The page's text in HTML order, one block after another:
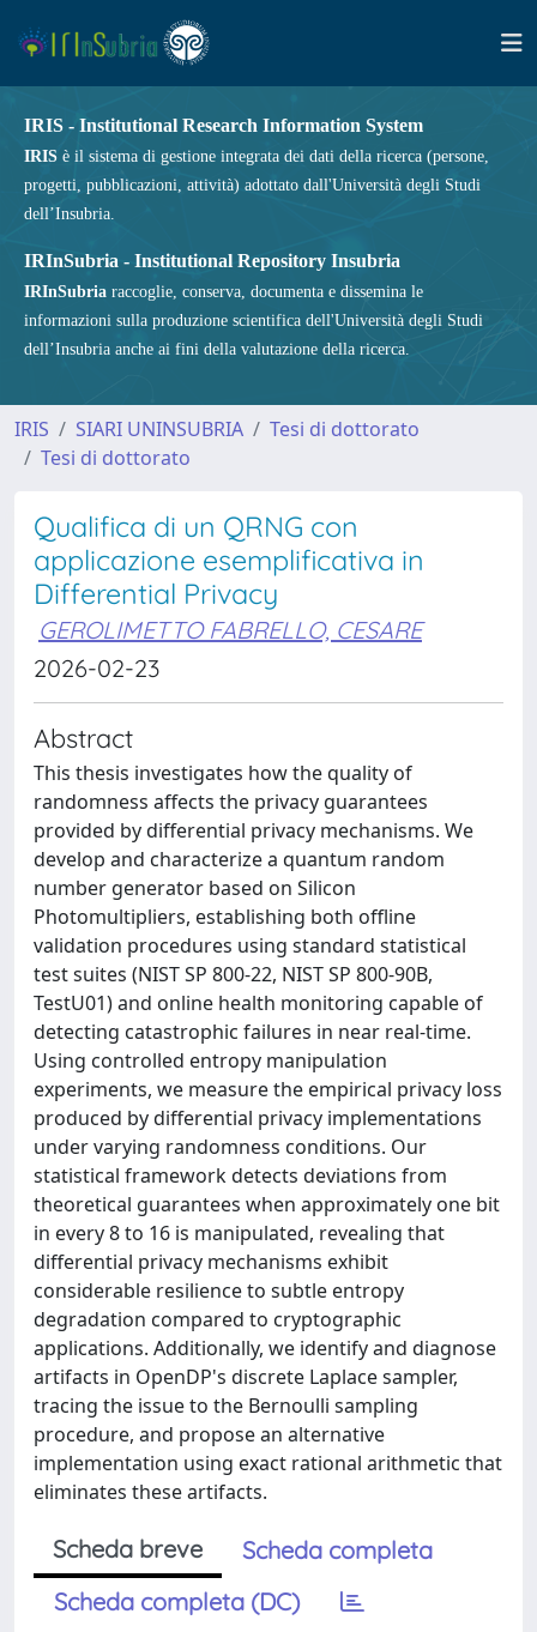
IRIS - Institutional Research Information System
IRIS è il sistema di gestione integrata dei dati della ricerca (persone,
progetti, pubblicazioni, attività) adottato dall'Università degli Studi
dell’Insubria.
IRInSubria - Institutional Repository Insubria
IRInSubria raccoglie, conserva, documenta e dissemina le
informazioni sulla produzione scientifica dell'Università degli Studi
dell’Insubria anche ai fini della valutazione della ricerca.
IRIS SIARI UNINSUBRIA
Tesi di dottorato
Tesi di dottorato
Qualifica di un QRNG con
applicazione esemplificativa in
Differential Privacy
GEROLIMETTO FABRELLO, CESARE
2026-02-23
Abstract
This thesis investigates how the quality of
randomness affects the privacy guarantees
provided by differential privacy mechanisms. We
develop and characterize a quantum random
number generator based on Silicon
Photomultipliers, establishing both offline
validation procedures using standard statistical
test suites (NIST SP 800-22, NIST SP 800-90B,
TestU01) and online health monitoring capable of
detecting catastrophic failures in near real-time.
Using controlled entropy manipulation
experiments, we measure the empirical privacy loss
produced by differential privacy implementations
under varying randomness conditions. Our
statistical framework detects deviations from
theoretical guarantees when approximately one bit
in every 8 to 16 is manipulated, revealing that
differential privacy mechanisms exhibit
considerable resilience to subtle entropy
degradation compared to cryptographic
applications. Additionally, we identify and diagnose
artifacts in OpenDP's discrete Laplace sampler,
tracing the issue to the Bernoulli sampling
procedure, and propose an alternative
implementation using exact rational arithmetic that
eliminates these artifacts.
Scheda breve
Scheda completa
Scheda completa (DC)